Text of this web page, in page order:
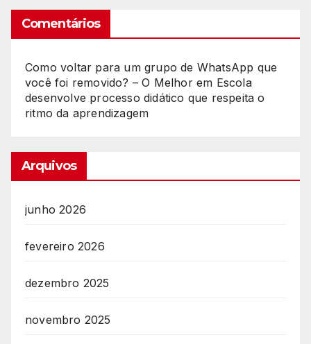
Comentários
Como voltar para um grupo de WhatsApp que
você foi removido? – O Melhorem Escola
desenvolve processo didático que respeita o
ritmo da aprendizagem
Arquivos
junho 2026
fevereiro 2026
dezembro 2025
novembro 2025